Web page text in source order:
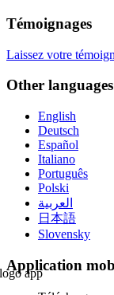
Témoignages
Laissez votre
Other languages
English
Deutsch
Español
Italiano
Português
Polski
العربية
日本語
Slovensky
Application